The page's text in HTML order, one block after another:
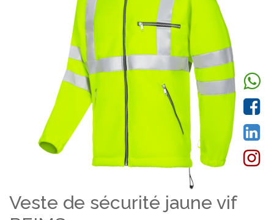
Veste de sécurité jaune vif